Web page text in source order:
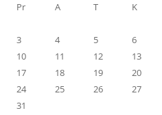
Pr
A T K
3
4 5 6
10
11 12 13
17
18 19 20
24
25 26 27
31